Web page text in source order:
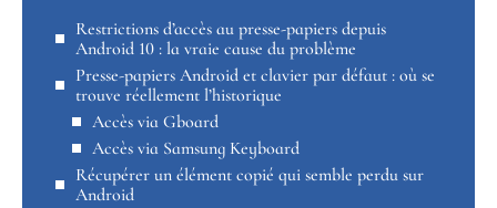
Restrictions d’accès au presse-papiers depuis
Android 10 : la vraie cause du problème
Presse-papiers Android et clavier par défaut : où se
trouve réellement l’historique
Accès via Gboard
Accès via Samsung Keyboard
Récupérer un élément copié qui semble perdu sur
Android